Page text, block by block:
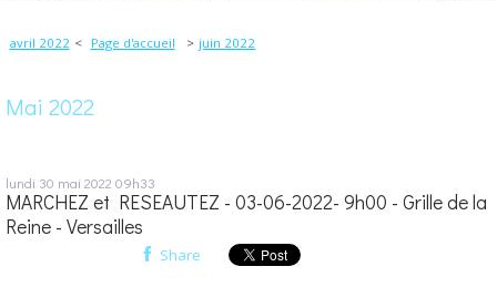
avril 2022 Page d'accueil juin 2022
Mai 2022
lundi 30 mai 2022 09h33
MARCHEZ et RESEAUTEZ - 03-06-2022- 9h00 - Grille de la
Reine - Versailles
Share